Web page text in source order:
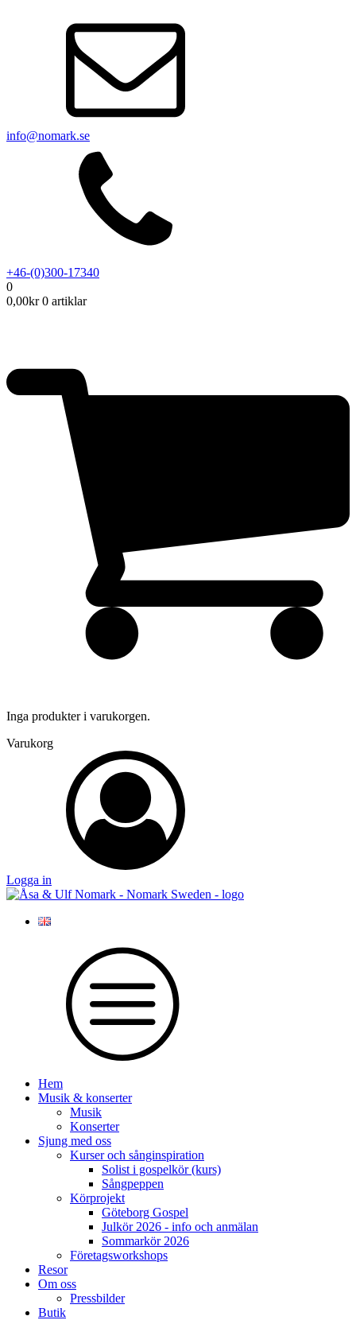
info@nomark.se
+46-(0)300-17340
0
0,00kr 0 artiklar
Inga produkter i varukorgen.
Varukorg
Logga in
Hem
Musik & konserter
Musik
Konserter
Sjung med oss
Kurser och sånginspiration
Solist i gospelkör (kurs)
Sångpeppen
Körprojekt
Göteborg Gospel
Julkör 2026 - info och anmälan
Sommarkör 2026
Företagsworkshops
Resor
Om oss
Pressbilder
Butik